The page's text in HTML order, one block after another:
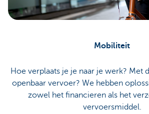
Mobiliteit
Hoe verplaats je je naar je werk? Met
openbaar vervoer? We hebben
zowel het financieren als het
vervoersmiddel.